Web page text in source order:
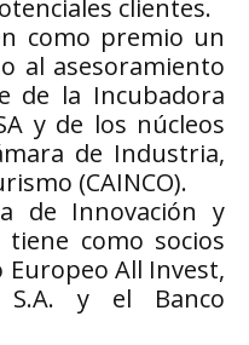
clientes.
como premio un
al asesoramiento
de la Incubadora
y de los núcleos
de Industria,
(CAINCO).
de Innovación y
tiene como socios
Europeo All Invest,
S.A. y el Banco